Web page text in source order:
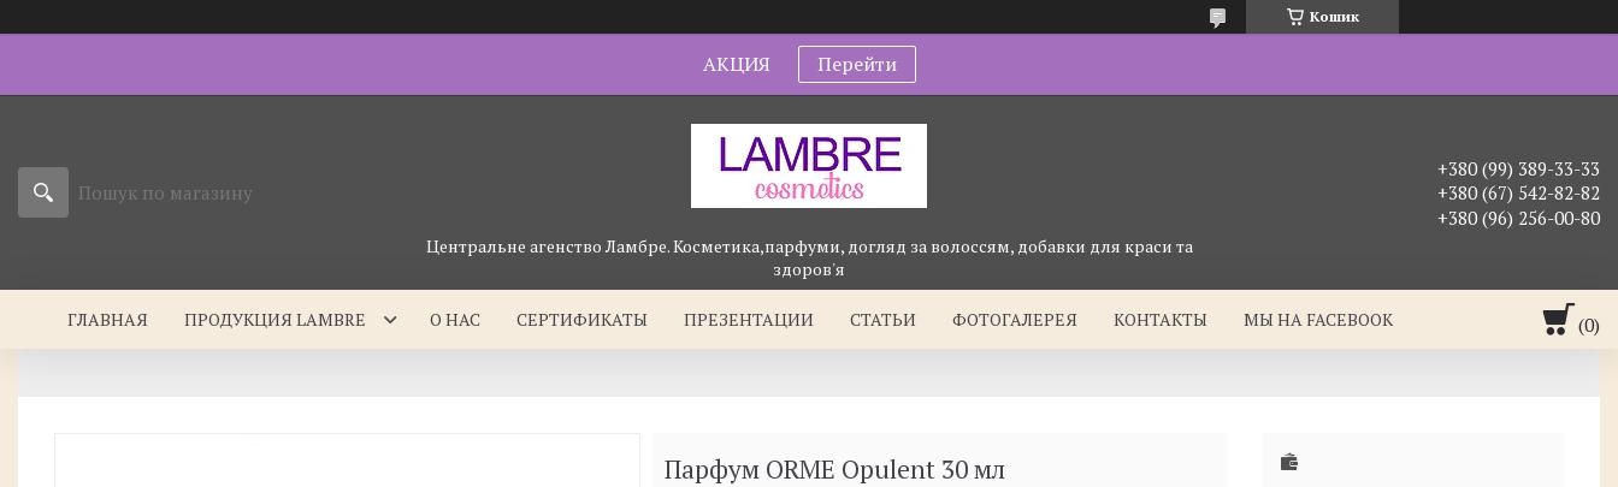
Кошик
АКЦИЯ Перейти
Центральне агенство Ламбре. Косметика,парфуми, догляд за волоссям, добавки для краси та
здоров'я
+380 (99) 389-33-33
+380 (67) 542-82-82
+380 (96) 256-00-80
ГЛАВНАЯ ПРОДУКЦИЯ LAMBRE О НАС СЕРТИФИКАТЫ ПРЕЗЕНТАЦИИ СТАТЬИ ФОТОГАЛЕРЕЯ КОНТАКТЫ МЫ НА FACEBOOK
Парфум ORME Opulent 30 мл